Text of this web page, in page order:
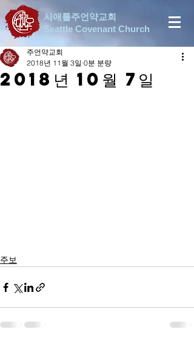
시애틀주언약교회
Seattle Covenant Church
2018년 10월 7일
주언약교회
2018년 11월 3일 0분 분량
주보